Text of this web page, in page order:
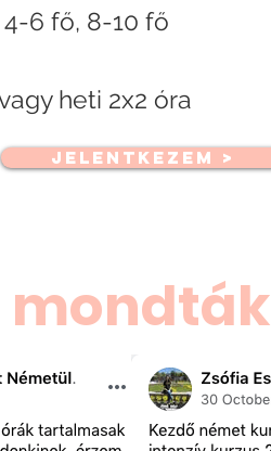
6 fő, 8-10 fő
heti 2x2 óra
JELENTKEZEM >
mondták